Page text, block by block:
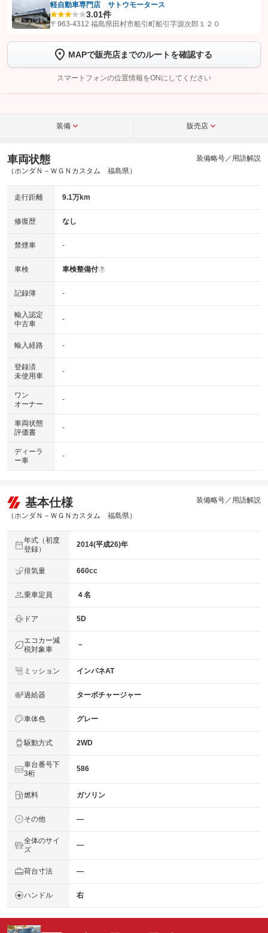
【STEP1】認証画面でグーネットを友だち追加してから「許可する」ボタンを押
トーク画面で
ボタンをタップして問い合わせを
完了してください。
こちら
軽自動車専門店 サトウモータース
3.01件
〒963-4312 福島県田村市船引町船引字源次郎１２０
MAPで販売店までのルートを確認する
スマートフォンの位置情報をONにしてください
装備 販売店
車両状態
（ホンダＮ－ＷＧＮカスタム 福島県）
装備略号／用語解説
走行距離 9.1万km
修復歴 なし
禁煙車 -
車検 車検整備付 ?
記録簿 -
輸入認定
中古車
-
輸入経路 -
登録済
未使用車
-
ワン
オーナー
-
車両状態
評価書
-
ディーラ
ー車
-
基本仕様
（ホンダＮ－ＷＧＮカスタム 福島県）
装備略号／用語解説
年式（初度
登録）
2014(平成26)年
排気量 660cc
乗車定員 ４名
ドア 5D
エコカー減
税対象車
－
ミッション インパネAT
過給器 ターボチャージャー
車体色 グレー
駆動方式 2WD
車台番号下
3桁
586
燃料 ガソリン
その他 ―
全体のサイ
ズ
―
荷台寸法 ―
ハンドル 右